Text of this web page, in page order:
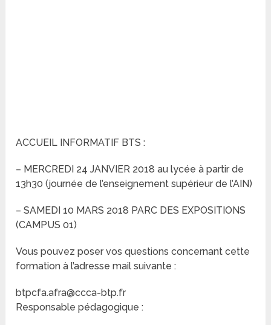
ACCUEIL INFORMATIF BTS :
– MERCREDI 24 JANVIER 2018 au lycée à partir de
13h30 (journée de l’enseignement supérieur de l’AIN)
– SAMEDI 10 MARS 2018 PARC DES EXPOSITIONS
(CAMPUS 01)
Vous pouvez poser vos questions concernant cette
formation à l’adresse mail suivante :
btpcfa.afra@ccca-btp.fr
Responsable pédagogique :